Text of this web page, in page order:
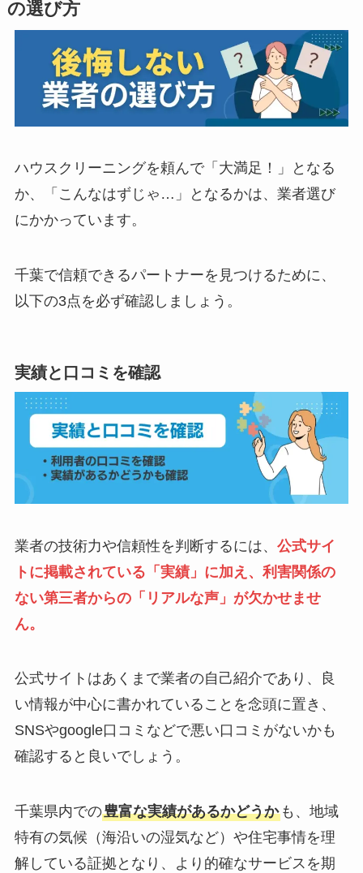
の選び方
ハウスクリーニングを頼んで「大満足！」となる
か、「こんなはずじゃ…」となるかは、業者選び
にかかっています。
千葉で信頼できるパートナーを見つけるために、
以下の3点を必ず確認しましょう。
実績と口コミを確認
業者の技術力や信頼性を判断するには、 公式サイ
トに掲載されている「実績」に加え、利害関係の
ない第三者からの「リアルな声」が欠かせませ
ん。
公式サイトはあくまで業者の自己紹介であり、良
い情報が中心に書かれていることを念頭に置き、
SNSやgoogle口コミなどで悪い口コミがないかも
確認すると良いでしょう。
千葉県内での豊富な実績があるかどうかも、地域
特有の気候（海沿いの湿気など）や住宅事情を理
解している証拠となり、より的確なサービスを期